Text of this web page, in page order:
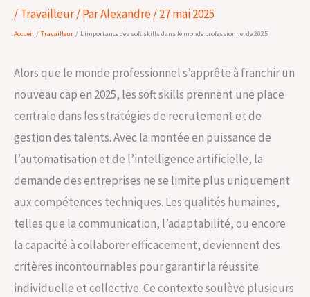
/Travailleur/ ParAlexandre/27 mai 2025
Accueil Travailleur L’importance des soft skills dans le monde professionnel de 2025
Alors que le monde professionnel s’apprête à franchir un
nouveau cap en 2025, les soft skills prennent une place
centrale dans les stratégies de recrutement et de
gestion des talents. Avec la montée en puissance de
l’automatisation et de l’intelligence artificielle, la
demande des entreprises ne se limite plus uniquement
aux compétences techniques. Les qualités humaines,
telles que la communication, l’adaptabilité, ou encore
la capacité à collaborer efficacement, deviennent des
critères incontournables pour garantir la réussite
individuelle et collective. Ce contexte soulève plusieurs